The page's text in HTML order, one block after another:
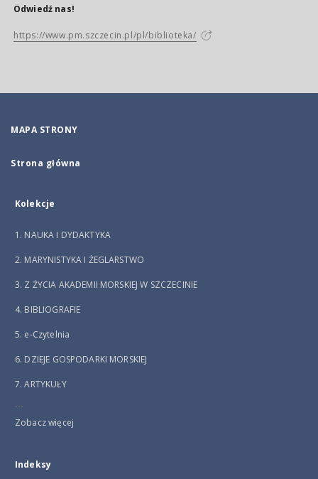
Odwiedź nas!
https://www.pm.szczecin.pl/pl/biblioteka/
MAPA STRONY
Strona główna
Kolekcje
1. NAUKA I DYDAKTYKA
2. MARYNISTYKA I ŻEGLARSTWO
3. Z ŻYCIA AKADEMII MORSKIEJ W SZCZECINIE
4. BIBLIOGRAFIE
5. e-Czytelnia
6. DZIEJE GOSPODARKI MORSKIEJ
7. ARTYKUŁY
...
Zobacz więcej
Indeksy